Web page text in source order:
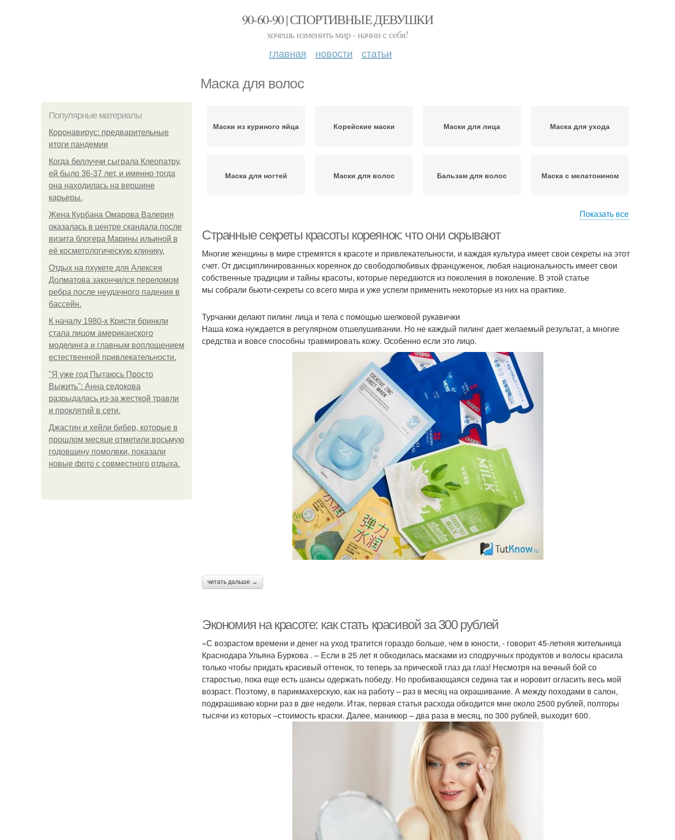
90-60-90 | СПОРТИВНЫЕ ДЕВУШКИ
хочешь изменить мир - начни с себя!
главная новости статьи
Маска для волос
Популярные материалы
Коронавирус: предварительные
итоги пандемии
Когда беллуччи сыграла Клеопатру,
ей было 36-37 лет, и именно тогда
она находилась на вершине
карьеры.
Жена Курбана Омарова Валерия
оказалась в центре скандала после
визита блогера Марины ильиной в
её косметологическую клинику.
Отдых на пхукете для Алексея
Долматова закончился переломом
ребра после неудачного падения в
бассейн.
К началу 1980-х Кристи бринкли
стала лицом американского
моделинга и главным воплощением
естественной привлекательности.
"Я уже год Пытаюсь Просто
Выжить": Анна седокова
разрыдалась из-за жесткой травли
и проклятий в сети.
Джастин и хейли бибер, которые в
прошлом месяце отметили восьмую
годовщину помолвки, показали
новые фото с совместного отдыха.
Маски из куриного яйца Корейские маски Маски для лица Маска для ухода
Маска для ногтей Маски для волос Бальзам для волос Маска с мелатонином
Уход за естественными
Натуральные волосы
Уход за густыми
волосами
Маски для осветления Волос с содой
Лайфхаки для волос Хитрости для волос Волосы под шапкой
Поврежденные волосы Волосы в порядок
Маски из оливкового
масла
Масла для волос
Маска от выпадения
Волос из оливкового
масла
Маска от жирности Волос с глиной
волос
условиях
Шампуни для жирных
волос
Эффективная маска
Маски для жирных
корней
Маски против жирности
Уход за жирными
волосами
Волосы в домашних
условиях
Маска для жирных
корней
Домашние маски
Е для волос
Маска для сухих волос
Маска для нормальных
волос
Показать все
Странные секреты красоты кореянок: что они скрывают
Многие женщины в мире стремятся к красоте и привлекательности, и каждая культура имеет свои секреты на этот
счет. От дисциплинированных кореянок до свободолюбивых француженок, любая национальность имеет свои
собственные традиции и тайны красоты, которые передаются из поколения в поколение. В этой статье
мы собрали бьюти-секреты со всего мира и уже успели применить некоторые из них на практике.
Турчанки делают пилинг лица и тела с помощью шелковой рукавички
Наша кожа нуждается в регулярном отшелушивании. Но не каждый пилинг дает желаемый результат, а многие
средства и вовсе способны травмировать кожу. Особенно если это лицо.
читать дальше →
Экономия на красоте: как стать красивой за 300 рублей
«С возрастом времени и денег на уход тратится гораздо больше, чем в юности, - говорит 45-летняя жительница
Краснодара Ульяна Буркова . – Если в 25 лет я обходилась масками из сподручных продуктов и волосы красила
только чтобы придать красивый оттенок, то теперь за прической глаз да глаз! Несмотря на вечный бой со
старостью, пока еще есть шансы одержать победу. Но пробивающаяся седина так и норовит огласить весь мой
возраст. Поэтому, в парикмахерскую, как на работу – раз в месяц на окрашивание. А между походами в салон,
подкрашиваю корни раз в две недели. Итак, первая статья расхода обходится мне около 2500 рублей, полторы
тысячи из которых –стоимость краски. Далее, маникюр – два раза в месяц, по 300 рублей, выходит 600.